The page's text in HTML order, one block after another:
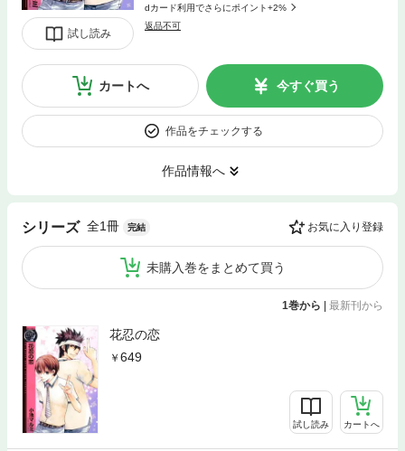
試し読み
dカード利用でさらにポイント+2%
返品不可
カートへ 今すぐ買う
作品をチェックする
作品情報へ
シリーズ 全1冊 完結 お気に入り登録
未購入巻をまとめて買う
1巻から | 最新刊から
花忍の恋
649
試し読み カートへ